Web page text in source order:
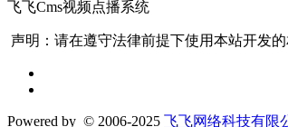
飞飞Cms视频点播系统
声明：请在遵守法律前提下使用本站开发
Powered by © 2006-2025 飞飞网络科技有限